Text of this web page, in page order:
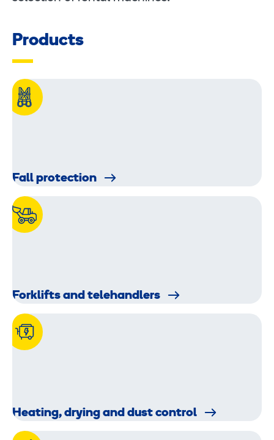
Products
Fall protection
Forklifts and telehandlers
Heating, drying and dust control